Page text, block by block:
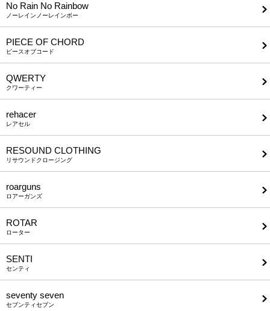
No Rain No Rainbow
ノーレインノーレインボー
PIECE OF CHORD
ピースオブコード
QWERTY
クワーティー
rehacer
レアセル
RESOUND CLOTHING
リサウンドクロージング
roarguns
ロアーガンズ
ROTAR
ローター
SENTI
センティ
seventy seven
セブンティセブン